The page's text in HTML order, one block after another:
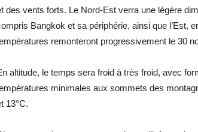
des vents forts. Le Nord-Est verra une légère
Bangkok et sa périphérie, ainsi que l’Est,
remonteront progressivement le 30
altitude, le temps sera froid à très froid, avec
minimales aux sommets des
13°C.